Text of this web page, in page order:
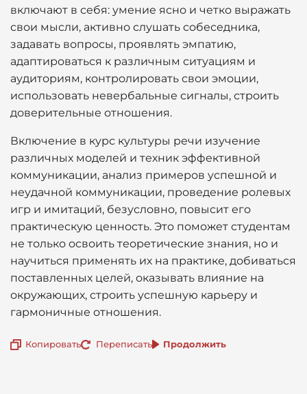
включают в себя: умение ясно и четко выражать
свои мысли, активно слушать собеседника,
задавать вопросы, проявлять эмпатию,
адаптироваться к различным ситуациям и
аудиториям, контролировать свои эмоции,
использовать невербальные сигналы, строить
доверительные отношения.
Включение в курс культуры речи изучение
различных моделей и техник эффективной
коммуникации, анализ примеров успешной и
неудачной коммуникации, проведение ролевых
игр и имитаций, безусловно, повысит его
практическую ценность. Это поможет студентам
не только освоить теоретические знания, но и
научиться применять их на практике, добиваться
поставленных целей, оказывать влияние на
окружающих, строить успешную карьеру и
гармоничные отношения.
Копировать Переписать Продолжить